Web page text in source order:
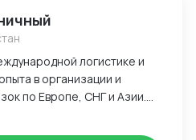
логистике и
в организации и
по Европе, СНГ и Азии.
и
где последовательно